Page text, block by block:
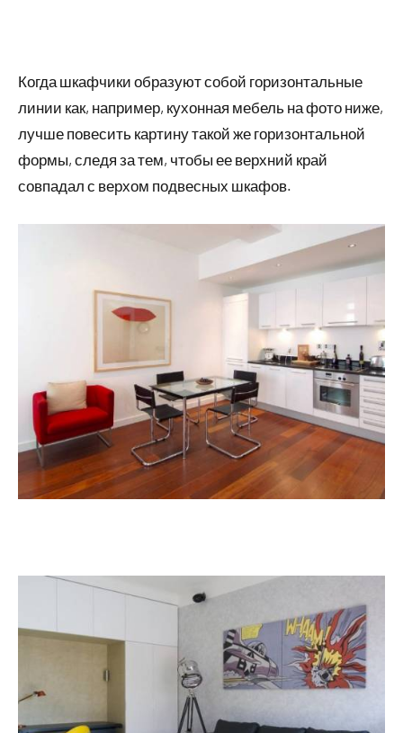
Когда шкафчики образуют собой горизонтальные
линии как, например, кухонная мебель на фото ниже,
лучше повесить картину такой же горизонтальной
формы, следя за тем, чтобы ее верхний край
совпадал с верхом подвесных шкафов.